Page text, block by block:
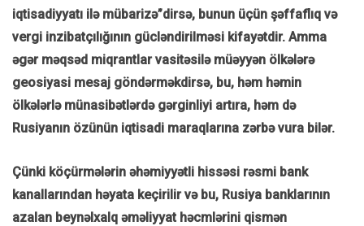
iqtisadiyyatı ilə mübarizə”dirsə, bunun üçün şəffaflıq və
vergi inzibatçılığının gücləndirilməsi kifayətdir. Amma
əgər məqsəd miqrantlar vasitəsilə müəyyən ölkələrə
geosiyasi mesaj göndərməkdirsə, bu, həm həmin
ölkələrlə münasibətlərdə gərginliyi artıra, həm də
Rusiyanın özünün iqtisadi maraqlarına zərbə vura bilər.
Çünki köçürmələrin əhəmiyyətli hissəsi rəsmi bank
kanallarından həyata keçirilir və bu, Rusiya banklarının
azalan beynəlxalq əməliyyat həcmlərini qismən